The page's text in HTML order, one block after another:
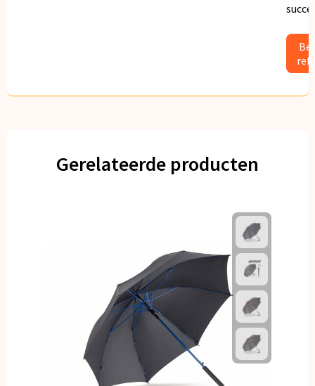
Gerelateerde producten